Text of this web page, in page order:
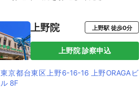
上野院 上野駅 徒歩0分
上野院 診察申込
東京都台東区上野6-16-16 上野ORAGAビ
ル 8F